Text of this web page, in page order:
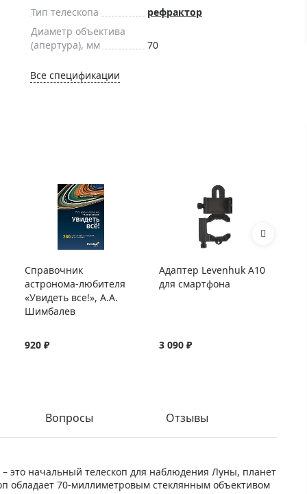
Карты, постеры, литература
Тип телескопа
рефрактор
Диаметр объектива
(апертура), мм
70
Все спецификации
Справочник
астронома-любителя
«Увидеть все!», А.А.
Шимбалев
920 ₽
Адаптер Levenhuk A10
для смартфона
3 090 ₽
Вопросы Отзывы
это начальный телескоп для наблюдения Луны, планет
обладает 70-миллиметровым стеклянным объективом